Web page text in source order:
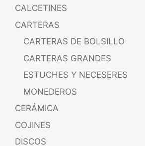
CALCETINES
CARTERAS
CARTERAS DE BOLSILLO
CARTERAS GRANDES
ESTUCHES Y NECESERES
MONEDEROS
CERÁMICA
COJINES
DISCOS